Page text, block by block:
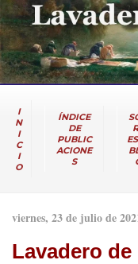
I
N
I
C
I
O
ÍNDICE
DE
PUBLIC
ACIONE
S
viernes, 23 de julio de
Lavadero de